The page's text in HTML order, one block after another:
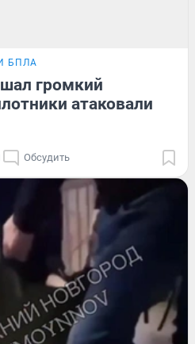
БПЛА
громкий
атаковали
Обсудить